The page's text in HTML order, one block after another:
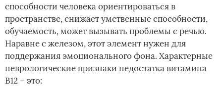
способности человека ориентироваться в
пространстве, снижает умственные способности,
обучаемость, может вызывать проблемы с речью.
Наравне с железом, этот элемент нужен для
поддержания эмоционального фона. Характерные
неврологические признаки недостатка витамина
В12 – это: